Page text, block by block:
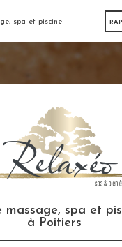
massage, spa et
à Poitiers